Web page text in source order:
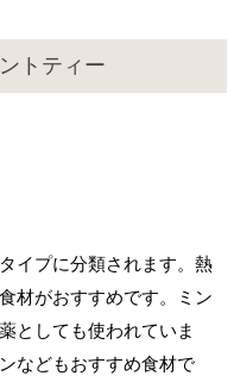
トティー
イプに分類されます。熱
材がおすすめです。ミン
としても使われていま
などもおすすめ食材で